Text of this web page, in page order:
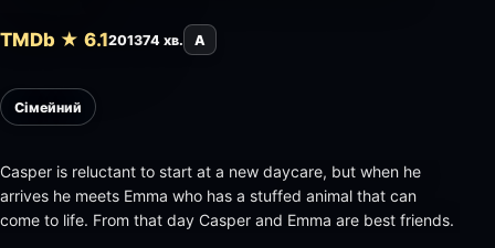
TMDb ★ 6.1201374 хв. A
Сімейний
Casper is reluctant to start at a new daycare, but when he
arrives he meets Emma who has a stuffed animal that can
come to life. From that day Casper and Emma are best friends.